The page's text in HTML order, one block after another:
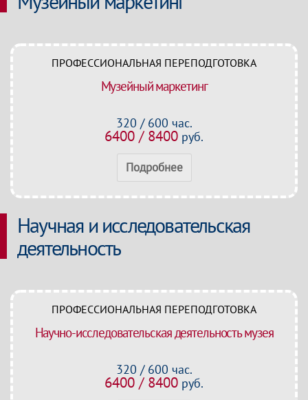
ПРОФЕССИОНАЛЬНАЯ ПЕРЕПОДГОТОВКА
Музейный маркетинг
320 / 600 час.
6400 / 8400 руб.
Подробнее
Научная и исследовательская
деятельность
ПРОФЕССИОНАЛЬНАЯ ПЕРЕПОДГОТОВКА
Научно-исследовательская деятельность музея
320 / 600 час.
6400 / 8400 руб.